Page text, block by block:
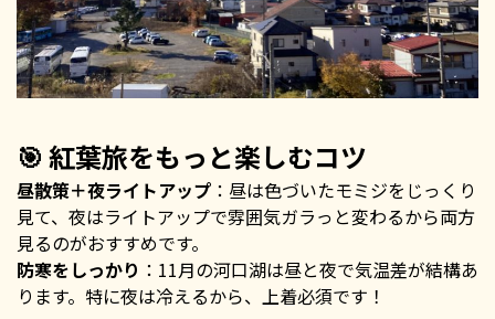
🎯 紅葉旅をもっと楽しむコツ
昼散策＋夜ライトアップ：昼は色づいたモミジをじっくり
見て、夜はライトアップで雰囲気ガラっと変わるから両方
見るのがおすすめです。
防寒をしっかり ：11月の河口湖は昼と夜で気温差が結構あ
ります。特に夜は冷えるから、上着必須です！